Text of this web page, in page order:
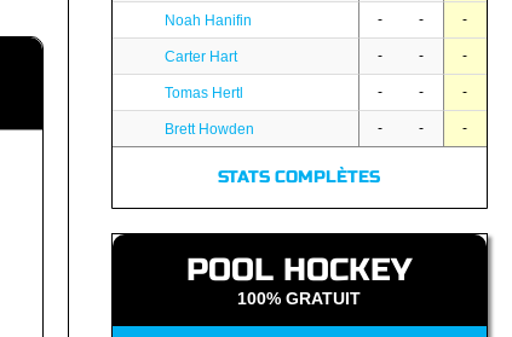
Noah Hanifin - - -
Carter Hart - - -
Tomas Hertl - - -
Brett Howden - - -
STATS COMPLÈTES
POOL HOCKEY
100% GRATUIT